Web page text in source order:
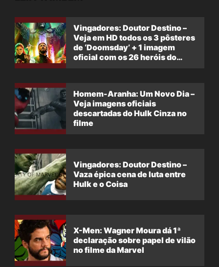
Vingadores: Doutor Destino –
Veja em HD todos os 3 pôsteres
de ‘Doomsday’ + 1 imagem
oficial com os 26 heróis do
Homem-Aranha: Um Novo Dia –
Veja imagens oficiais
descartadas do Hulk Cinza no
filme
Vingadores: Doutor Destino –
Vaza épica cena de luta entre
Hulk e o Coisa
X-Men: Wagner Moura dá 1ª
declaração sobre papel de vilão
no filme da Marvel